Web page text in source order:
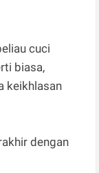
cuci
biasa,
keikhlasan
dengan